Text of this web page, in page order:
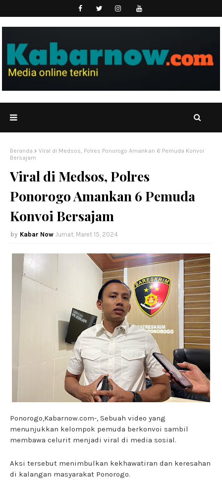
Beranda
Viral di Medsos, Polres Ponorogo Amankan 6 Pemuda Konvoi
Bersajam
Viral di Medsos, Polres
Ponorogo Amankan 6 Pemuda
Konvoi Bersajam
Kabar Now Jumat, Maret 15, 2024
Ponorogo,Kabarnow.com-, Sebuah video yang
menunjukkan kelompok pemuda berkonvoi sambil
membawa celurit menjadi viral di media sosial.
Aksi tersebut menimbulkan kekhawatiran dan keresahan
di kalangan masyarakat Ponorogo.